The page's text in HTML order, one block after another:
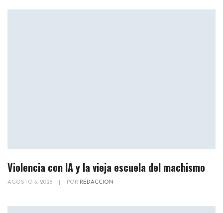
Violencia con IA y la vieja escuela del machismo
AGOSTO 5, 2026 POR REDACCION